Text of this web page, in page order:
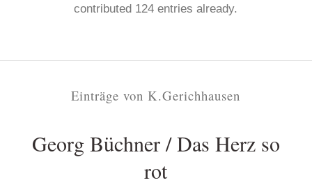
contributed 124 entries already.
Einträge von K.Gerichhausen
Georg Büchner / Das Herz so
rot